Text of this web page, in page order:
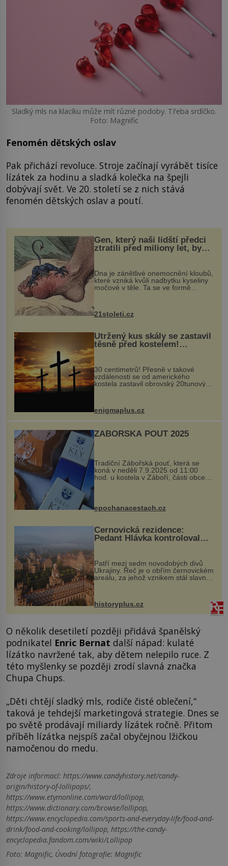
Sladký mls na klacíku může mít různé podoby. Třeba srdíčko.
Foto: Magnific
Fenomén dětských oslav
Pak přichází revoluce. Stroje začínají vyrábět tisíce
lízátek za hodinu a sladká kolečka na špejli
dobývají svět. Ve 20. století se z nich stává
fenomén dětských oslav a poutí.
Gen, který naši lidští předci
ztratili před miliony let, by
mohl pomoci s léčbou
„nemoci králů“
Dna je zánětlivé onemocnění kloubů,
které vzniká kvůli nadbytku kyseliny
močové v těle. Ta se ve formě
nohou, a způsobuje bole...
21stoleti.cz
Utržený kus skály se zastavil
těsně před kostelem!
Ochránila ho boží síla?
30 centimetrů! Přesně v takové
vzdálenosti se od amerického
kostela zastavil obrovský 20tunový
...
enigmaplus.cz
ZÁBOŘSKÁ POUŤ 2025
Tradiční Zábořská pouť, která se
koná v neděli 7.9.2025 od 11:00
hod. u kostela v Záboří, části obce
Kly u Mělníka. V programu naleznete
komentovanou prohlídku kostela,
epochanacestach.cz
Černovická rezidence:
Pedant Hlávka kontroloval
Patří mezi sedm novodobých divů
Ukrajiny. Řeč je o obřím černovickém
areálu, za jehož vznikem stál slavný
český architekt Josef Hlávka. Ten si
na něm dal mimořádně záležet. Jeho
historyplus.cz
O několik desetiletí později přidává španělský
podnikatel Enric Bernat další nápad: kulaté
lízátko navržené tak, aby dětem nelepilo ruce. Z
této myšlenky se později zrodí slavná značka
Chupa Chups.
„Děti chtějí sladký mls, rodiče čisté oblečení,“
taková je tehdejší marketingová strategie. Dnes se
po světě prodávají miliardy lízátek ročně. Přitom
příběh lízátka nejspíš začal obyčejnou lžičkou
namočenou do medu.
Zdroje informací: https://www.candyhistory.net/candy-
origin/history-of-lollipops/,
https://www.etymonline.com/word/lollipop,
https://www.dictionary.com/browse/lollipop,
https://www.encyclopedia.com/sports-and-everyday-life/food-and-
drink/food-and-cooking/lollipop, https://the-candy-
encyclopedia.fandom.com/wiki/Lollipop
Foto: Magnific, Úvodní fotografie: Magnific